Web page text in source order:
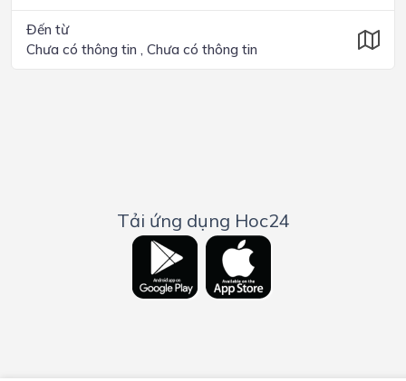
Đến từ
Chưa có thông tin , Chưa có thông tin
Tải ứng dụng Hoc24